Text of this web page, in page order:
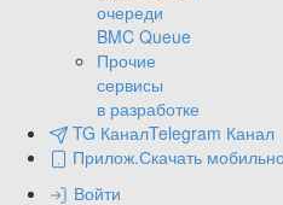
очереди
BMC Queue
Прочие
сервисы
в разработке
TG КаналTelegram Канал
Прилож.Скачать
Войти